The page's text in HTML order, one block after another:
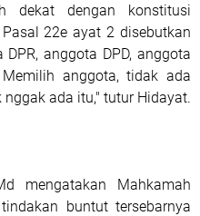
dekat dengan konstitusi
22e ayat 2 disebutkan
anggota DPD, anggota
Memilih anggota, tidak ada
ada itu," tutur Hidayat.
mengatakan Mahkamah
buntut tersebarnya